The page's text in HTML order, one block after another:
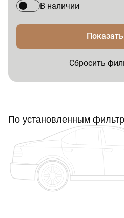
В наличии
Сбросить
По установленным